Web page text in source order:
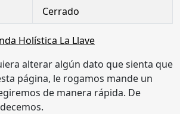
Cerrado
Holística La Llave
alterar algún dato que sienta que
página, le rogamos mande un
de manera rápida. De